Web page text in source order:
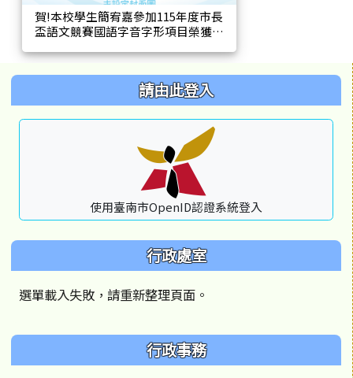
賀!本校學生簡宥嘉參加115年度市長
盃語文競賽國語字音字形項目榮獲第
左邊區域內容 請由此登入
使用臺南市OpenID認證系統登入
行政處室
選單載入失敗，請重新整理頁面。
行政事務